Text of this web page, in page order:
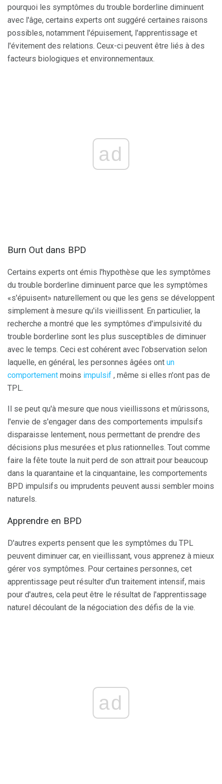
pourquoi les symptômes du trouble borderline diminuent
avec l'âge, certains experts ont suggéré certaines raisons
possibles, notamment l'épuisement, l'apprentissage et
l'évitement des relations. Ceux-ci peuvent être liés à des
facteurs biologiques et environnementaux.
ad
Burn Out dans BPD
Certains experts ont émis l'hypothèse que les symptômes
du trouble borderline diminuent parce que les symptômes
«s'épuisent» naturellement ou que les gens se développent
simplement à mesure qu'ils vieillissent. En particulier, la
recherche a montré que les symptômes d'impulsivité du
trouble borderline sont les plus susceptibles de diminuer
avec le temps. Ceci est cohérent avec l'observation selon
laquelle, en général, les personnes âgées ont un
comportement moins impulsif , même si elles n'ont pas de
TPL.
Il se peut qu'à mesure que nous vieillissons et mûrissons,
l'envie de s'engager dans des comportements impulsifs
disparaisse lentement, nous permettant de prendre des
décisions plus mesurées et plus rationnelles. Tout comme
faire la fête toute la nuit perd de son attrait pour beaucoup
dans la quarantaine et la cinquantaine, les comportements
BPD impulsifs ou imprudents peuvent aussi sembler moins
naturels.
Apprendre en BPD
D'autres experts pensent que les symptômes du TPL
peuvent diminuer car, en vieillissant, vous apprenez à mieux
gérer vos symptômes. Pour certaines personnes, cet
apprentissage peut résulter d'un traitement intensif, mais
pour d'autres, cela peut être le résultat de l'apprentissage
naturel découlant de la négociation des défis de la vie.
ad